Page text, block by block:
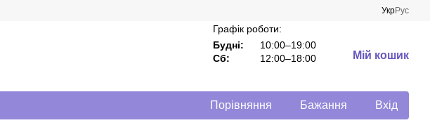
УкрРус
Графік роботи:
Будні:
10:00–19:00
Сб:
12:00–18:00 Мій кошик
Порівняння Бажання Вхід